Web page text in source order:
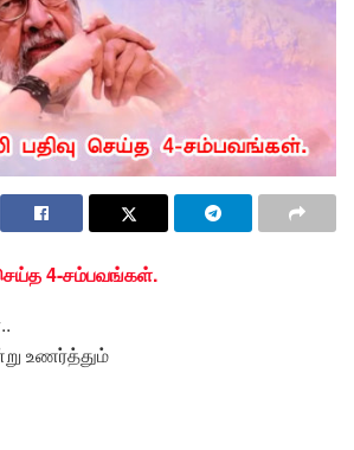
செய்த 4-சம்பவங்கள்.
உணர்த்தும்